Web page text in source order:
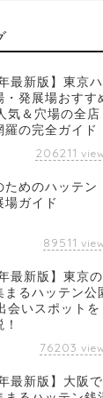
最新版】東京ハ
・発展場おすす
気＆穴場の全店
羅の完全ガイド
206211
ためのハッテン
場ガイド
89511
最新版】東京の
まるハッテン公
会いスポットを
76203
最新版】大阪で